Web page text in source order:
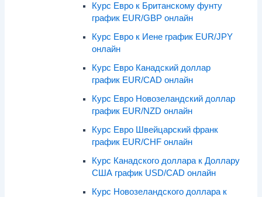
Курс Евро к Британскому фунту
график EUR/GBP онлайн
Курс Евро к Иене график EUR/JPY
онлайн
Курс Евро Канадский доллар
график EUR/CAD онлайн
Курс Евро Новозеландский доллар
график EUR/NZD онлайн
Курс Евро Швейцарский франк
график EUR/CHF онлайн
Курс Канадского доллара к Доллару
США график USD/CAD онлайн
Курс Новозеландского доллара к